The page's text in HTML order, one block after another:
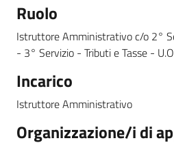
Ruolo
Istruttore Amministrativo c/o 2°
- 3° Servizio - Tributi e Tasse -
Incarico
Istruttore Amministrativo
Organizzazione/i di